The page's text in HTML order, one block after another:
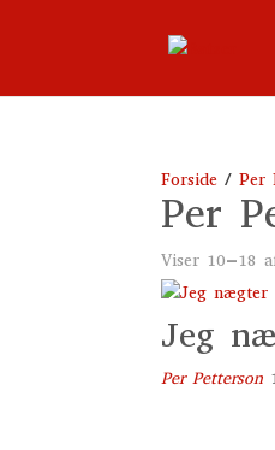
Forside /Per
Per
Viser 10–18
Jeg
Per Petterson